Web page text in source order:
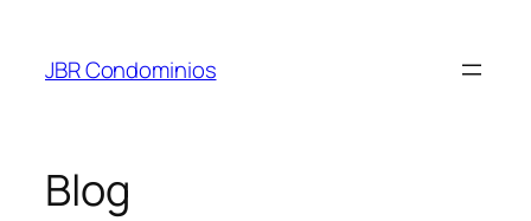
JBR Condominios
Blog